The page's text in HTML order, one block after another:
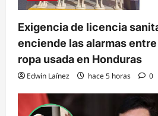
Exigencia de licencia
enciende las alarmas
ropa usada en Honduras
Edwin Laínez hace 5 horas 0